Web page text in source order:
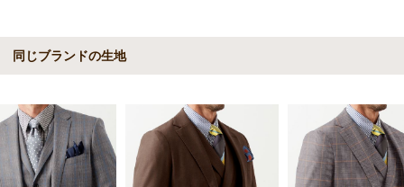
同じブランドの生地